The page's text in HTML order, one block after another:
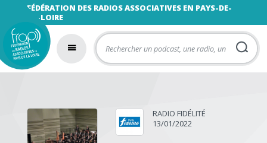
FÉDÉRATION DES RADIOS ASSOCIATIVES EN PAYS-DE-
LA-LOIRE
RADIO FIDÉLITÉ
13/01/2022